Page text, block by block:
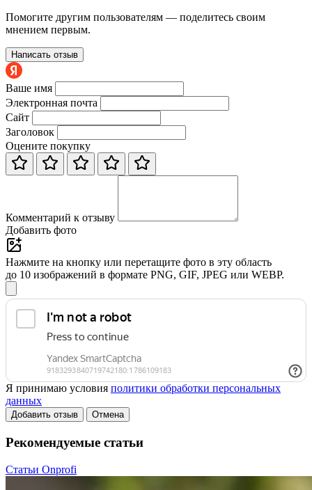
Помогите другим пользователям — поделитесь своим
мнением первым.
Написать отзыв
Ваше имя
Электронная почта
Сайт
Заголовок
Оцените покупку
Комментарий к отзыву
Добавить фото
Нажмите на кнопку или перетащите фото в эту область
до 10 изображений в формате PNG, GIF, JPEG или WEBP.
Я принимаю условия политики обработки персональных
данных
Добавить отзыв Отмена
Рекомендуемые статьи
Статьи Onprofi